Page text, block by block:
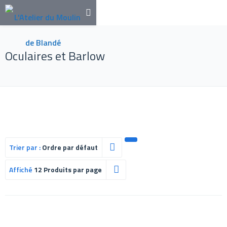
Oculaires et Barlow
Trier par :Ordre par défaut
Affiché 12 Produits par page